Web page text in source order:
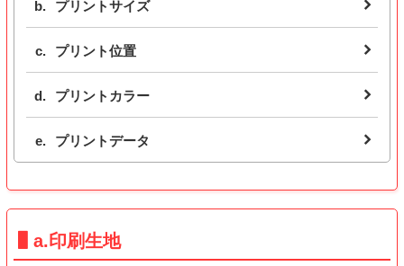
プリントサイズ
プリント位置
プリントカラー
プリントデータ
a.印刷生地